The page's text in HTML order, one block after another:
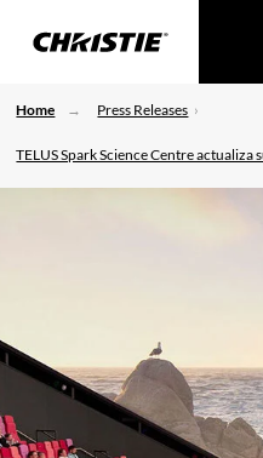
Home Press Releases
TELUS Spark Science Centre actualiza